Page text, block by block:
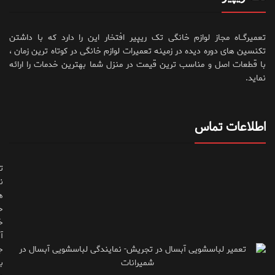
تعمیرگــاه مجاز لوازم خانگی تک ریپیر افتخار این را دارد که با داشتن
تکنسین های دوره دیده در زمینه تعمیرات لوازم خانگی در کوتاه ترین زمان ،
با قطعات اصل و مناسب ترین قیمت در منزل شما بهترین خدمات را ارائه
نماید.
اطلاعات تماس